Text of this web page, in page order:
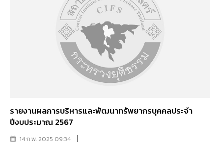
รายงานผลการบริหารและพัฒนาทรัพยากรบุคคลประจำ
ปีงบประมาณ 2567
14 ก.พ. 2025 09:34